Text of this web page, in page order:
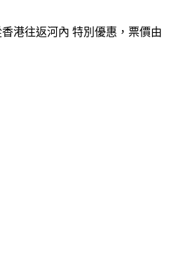
港往返河內 特別優惠，票價由